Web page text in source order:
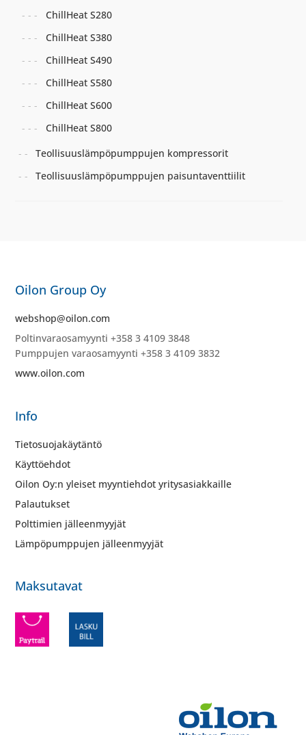
ChillHeat S280
ChillHeat S380
ChillHeat S490
ChillHeat S580
ChillHeat S600
ChillHeat S800
Teollisuuslämpöpumppujen kompressorit
Teollisuuslämpöpumppujen paisuntaventtiilit
Oilon Group Oy
webshop@oilon.com
Poltinvaraosamyynti +358 3 4109 3848
Pumppujen varaosamyynti +358 3 4109 3832
www.oilon.com
Info
Tietosuojakäytäntö
Käyttöehdot
Oilon Oy:n yleiset myyntiehdot yritysasiakkaille
Palautukset
Polttimien jälleenmyyjät
Lämpöpumppujen jälleenmyyjät
Maksutavat